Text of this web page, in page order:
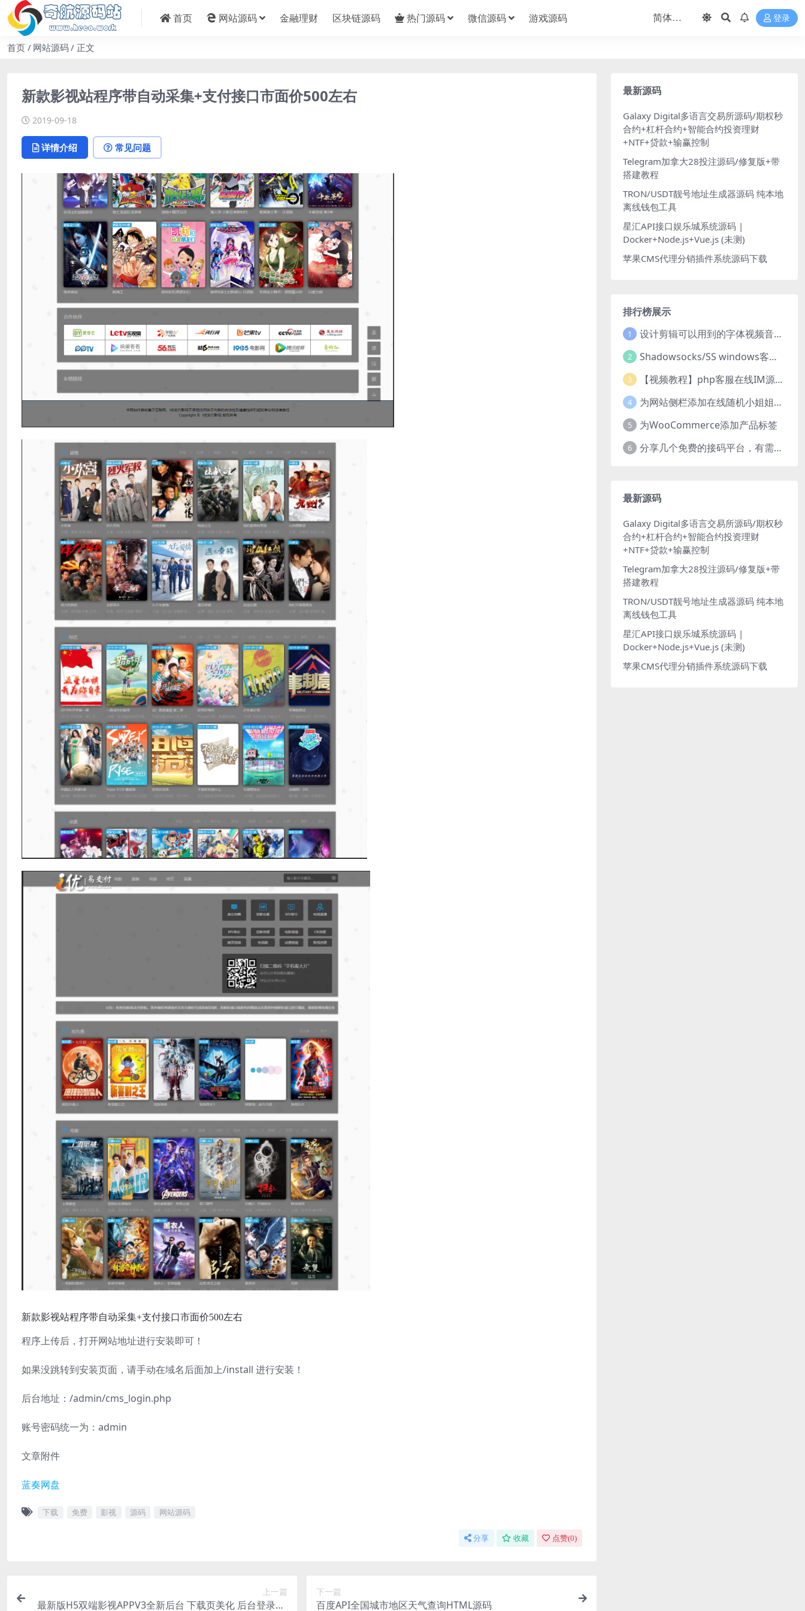
首页 网站源码 金融理财 区块链源码 热门源码 微信源码 游戏源码 登录
首页 网站源码 正文
新款影视站程序带自动采集+支付接口市面价500左右
2019-09-18
详情介绍 常见问题
新款影视站程序带自动采集+支付接口市面价500左右
程序上传后，打开网站地址进行安装即可！
如果没跳转到安装页面，请手动在域名后面加上/install 进行安装！
后台地址：/admin/cms_login.php
账号密码统一为：admin
文章附件
蓝奏网盘
下载 免费 影视 源码 网站源码
分享 收藏 点赞(0)
上一篇
最新版H5双端影视APPV3全新后台 下载页美化 后台登录bu
下一篇
百度API全国城市地区天气查询HTML源码
最新源码
Galaxy Digital多语言交易所源码/期权秒
合约+杠杆合约+智能合约投资理财
+NTF+贷款+输赢控制
Telegram加拿大28投注源码/修复版+带
搭建教程
TRON/USDT靓号地址生成器源码 纯本地
离线钱包工具
星汇API接口娱乐城系统源码 |
Docker+Node.js+Vue.js (未测)
苹果CMS代理分销插件系统源码下载
排行榜展示
1 设计剪辑可以用到的字体视频音乐音效素材
2 Shadowsocks/SS windows客户端下载
3 【视频教程】php客服在线IM源码 网页在线客服软件代码
4 为网站侧栏添加在线随机小姐姐视频小功能源码
5 为WooCommerce添加产品标签
6 分享几个免费的接码平台，有需要自取
最新源码
Galaxy Digital多语言交易所源码/期权秒
合约+杠杆合约+智能合约投资理财
+NTF+贷款+输赢控制
Telegram加拿大28投注源码/修复版+带
搭建教程
TRON/USDT靓号地址生成器源码 纯本地
离线钱包工具
星汇API接口娱乐城系统源码 |
Docker+Node.js+Vue.js (未测)
苹果CMS代理分销插件系统源码下载